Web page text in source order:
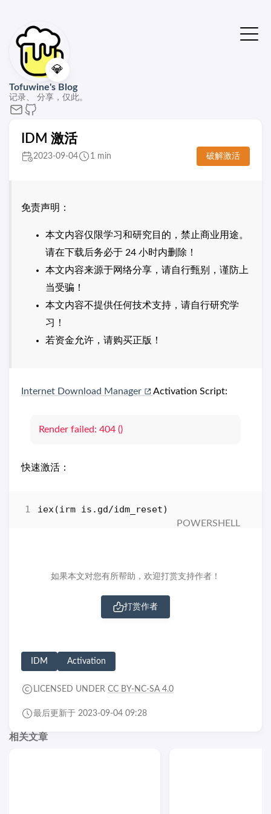
💎
Tofuwine's Blog
记录、 分享，仅此。
IDM 激活
2023-09-04 1 min 破解激活
免责声明：
本文内容仅限学习和研究目的，禁止商业用途。
请在下载后务必于 24 小时内删除！
本文内容来源于网络分享，请自行甄别，谨防上
当受骗！
本文内容不提供任何技术支持，请自行研究学
习！
若资金允许，请购买正版！
Internet Download Manager Activation Script:
Render failed: 404 ()
快速激活：
iex(irm is . gd/idm_reset)
如果本文对您有所帮助，欢迎打赏支持作者！
打赏作者
IDM Activation
LICENSED UNDER CC BY-NC-SA 4.0
最后更新于 2023-09-04 09:28
相关文章